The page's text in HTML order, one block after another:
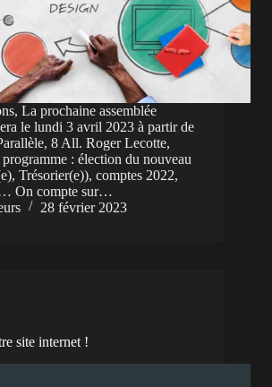
La prochaine assemblée
le lundi 3 avril 2023 à partir de
8 All. Roger Lecotte,
: élection du nouveau
Trésorier(e)), comptes 2022,
On compte sur…
28 février 2023
site internet !